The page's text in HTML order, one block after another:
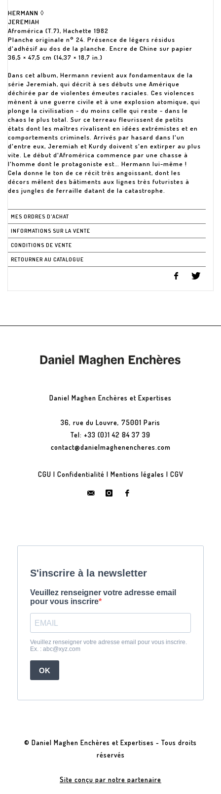
HERMANN ◊
JEREMIAH
Afromérica (T.7), Hachette 1982
Planche originale n° 24. Présence de légers résidus
d'adhésif au dos de la planche. Encre de Chine sur papier
36,5 × 47,5 cm (14,37 × 18,7 in.)
Dans cet album, Hermann revient aux fondamentaux de la
série Jeremiah, qui décrit à ses débuts une Amérique
déchirée par de violentes émeutes raciales. Ces violences
mènent à une guerre civile et à une explosion atomique, qui
plonge la civilisation - du moins celle qui reste - dans le
chaos le plus total. Sur ce terreau fleurissent de petits
états dont les maîtres rivalisent en idées extrémistes et en
comportements criminels. Arrivés par hasard dans l'un
d'entre eux, Jeremiah et Kurdy doivent s'en extirper au plus
vite. Le début d'Afromérica commence par une chasse à
l'homme dont le protagoniste est… Hermann lui-même !
Cela donne le ton de ce récit très angoissant, dont les
décors mêlent des bâtiments aux lignes très futuristes à
des jungles de ferraille datant de la catastrophe.
MES ORDRES D'ACHAT
INFORMATIONS SUR LA VENTE
CONDITIONS DE VENTE
RETOURNER AU CATALOGUE
Daniel Maghen Enchères et Expertises
36, rue du Louvre, 75001 Paris
Tel: +33 (0)1 42 84 37 39
contact@danielmaghenencheres.com
CGU | Confidentialité | Mentions légales | CGV
© Daniel Maghen Enchères et Expertises - Tous droits
réservés
Site conçu par notre partenaire